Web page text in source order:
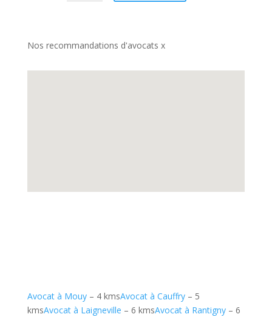
Nos recommandations d'avocats x
Avocat à Mouy– 4 kmsAvocat à Cauffry– 5
kmsAvocat à Laigneville – 6 kmsAvocat à Rantigny– 6